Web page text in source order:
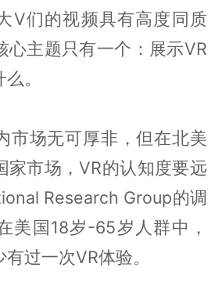
V们的视频具有高度同质
心主题只有一个：展示VR
。
市场无可厚非，但在北美
家市场，VR的认知度要远
Research Group的调
美国18岁-65岁人群中，
过一次VR体验。